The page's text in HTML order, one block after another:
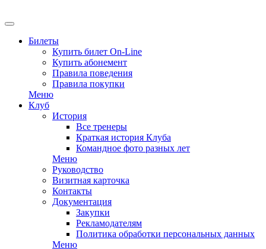
Билеты
Купить билет On-Line
Купить абонемент
Правила поведения
Правила покупки
Меню
Клуб
История
Все тренеры
Краткая история Клуба
Командное фото разных лет
Меню
Руководство
Визитная карточка
Контакты
Документация
Закупки
Рекламодателям
Политика обработки персональных данных
Меню